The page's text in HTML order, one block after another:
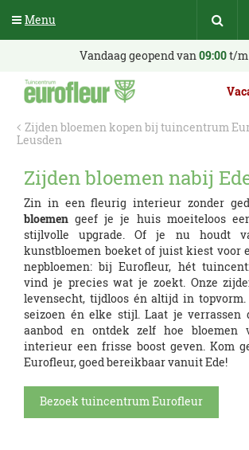
n
Zijden bloemen kopen bij tuincentrum
Leusden
Vandaag geopend van09:00t/m
Zijden bloemen nabij
Zin in een fleurig interieur zonder
bloemen geef je je huis moeiteloos
stijlvolle upgrade. Of je nu houdt
kunstbloemen boeket of juist kiest voor
nepbloemen: bij Eurofleur, hét
vind je precies wat je zoekt. Onze
levensecht, tijdloos én altijd in
seizoen én elke stijl. Laat je verrassen
aanbod en ontdek zelf hoe bloemen
interieur een frisse boost geven. Kom
Eurofleur, goed bereikbaar vanuit Ede!
Bezoek tuincentrum Eurofleur
Menu